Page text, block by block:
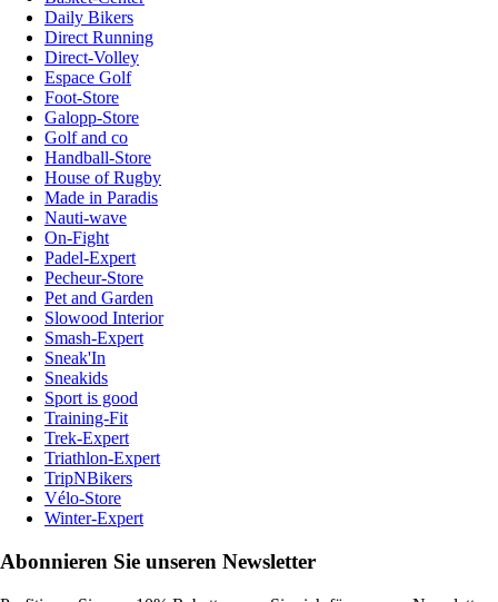
Daily Bikers
Direct Running
Direct-Volley
Espace Golf
Foot-Store
Galopp-Store
Golf and co
Handball-Store
House of Rugby
Made in Paradis
Nauti-wave
On-Fight
Padel-Expert
Pecheur-Store
Pet and Garden
Slowood Interior
Smash-Expert
Sneak'In
Sneakids
Sport is good
Training-Fit
Trek-Expert
Triathlon-Expert
TripNBikers
Vélo-Store
Winter-Expert
Abonnieren Sie unseren Newsletter